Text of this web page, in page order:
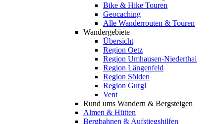
Bike & Hike Touren
Geocaching
Alle Wanderrouten & Touren
Wandergebiete
Übersicht
Region Oetz
Region Umhausen-Niederthai
Region Längenfeld
Region Sölden
Region Gurgl
Vent
Rund ums Wandern & Bergsteigen
Almen & Hütten
Bergbahnen & Aufstiegshilfen